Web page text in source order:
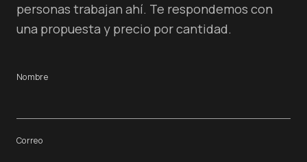
personas trabajan ahí. Te respondemos con
una propuesta y precio por cantidad.
Nombre
Correo